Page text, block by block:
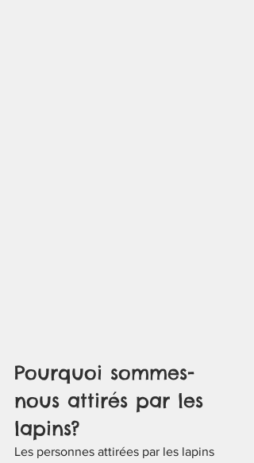
Pourquoi sommes-
nous attirés par les
lapins?
Les personnes attirées par les lapins